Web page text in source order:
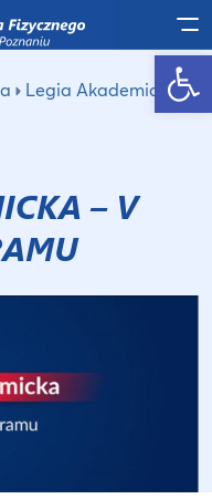
Otwórz pasek narzędzi
Legia Akademicka –
– V